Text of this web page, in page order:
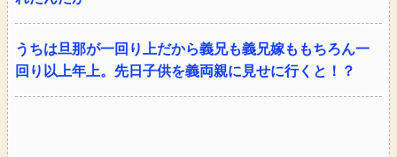
うちは旦那が一回り上だから義兄も義兄嫁ももちろん一
回り以上年上。先日子供を義両親に見せに行くと！？